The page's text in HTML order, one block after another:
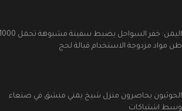
اليمن: خفر السواحل يضبط سفينة مشبوهة تحمل 1000
طن مواد مزدوجة الاستخدام قبالة لحج
الحوثيون يحاصرون منزل شيخ يمني منشق في صنعاء
وسط اشتباكات